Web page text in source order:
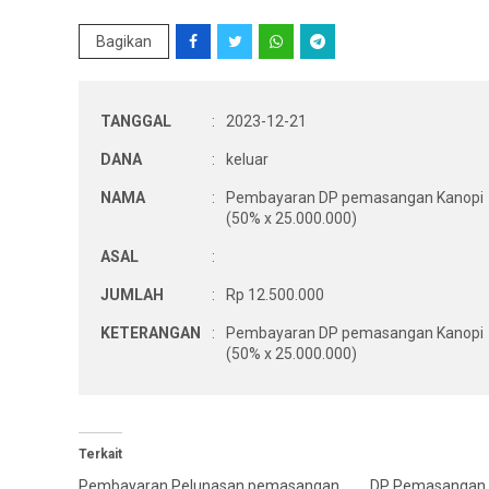
Bagikan
TANGGAL : 2023-12-21
DANA : keluar
NAMA :
Pembayaran DP pemasangan Kanopi
(50% x 25.000.000)
ASAL :
JUMLAH : Rp 12.500.000
KETERANGAN :
Pembayaran DP pemasangan Kanopi
(50% x 25.000.000)
Terkait